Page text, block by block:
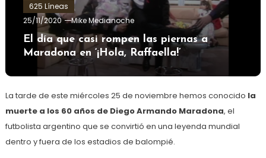
625 Líneas
25/11/2020
Mike Medianoche
El día que casi rompen las piernas a
Maradona en ‘¡Hola, Raffaella!’
La tarde de este miércoles 25 de noviembre hemos conocido la
muerte a los 60 años de Diego Armando Maradona, el
futbolista argentino que se convirtió en una leyenda mundial
dentro y fuera de los estadios de balompié.